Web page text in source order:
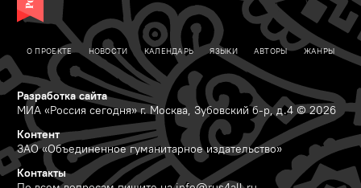
О ПРОЕКТЕ НОВОСТИ КАЛЕНДАРЬ ЯЗЫКИ АВТОРЫ ЖАНРЫ
Разработка сайта
МИА «Россия сегодня» г. Москва, Зубовский б-р, д.4 © 2026
Контент
ЗАО «Объединенное гуманитарное издательство»
Контакты